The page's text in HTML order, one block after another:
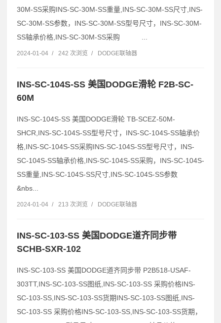
30M-SS采购INS-SC-30M-SS重量,INS-SC-30M-SS尺寸,INS-
SC-30M-SS参数，INS-SC-30M-SS型号尺寸，INS-SC-30M-
SS轴承价格,INS-SC-30M-SS采购 ...
2024-01-04 / 242 次浏览 / DODGE联轴器
INS-SC-104S-SS 美国DODGE滑轮 F2B-SC-
60M
INS-SC-104S-SS 美国DODGE滑轮 TB-SCEZ-50M-
SHCR,INS-SC-104S-SS型号尺寸，INS-SC-104S-SS轴承价
格,INS-SC-104S-SS采购INS-SC-104S-SS型号尺寸，INS-
SC-104S-SS轴承价格,INS-SC-104S-SS采购，INS-SC-104S-
SS重量,INS-SC-104S-SS尺寸,INS-SC-104S-SS参数
&nbs...
2024-01-04 / 213 次浏览 / DODGE联轴器
INS-SC-103-SS 美国DODGE道齐同步带
SCHB-SXR-102
INS-SC-103-SS 美国DODGE道齐同步带 P2B518-USAF-
303TT,INS-SC-103-SS图纸,INS-SC-103-SS 采购价格INS-
SC-103-SS,INS-SC-103-SS货期INS-SC-103-SS图纸,INS-
SC-103-SS 采购价格INS-SC-103-SS,INS-SC-103-SS货期，